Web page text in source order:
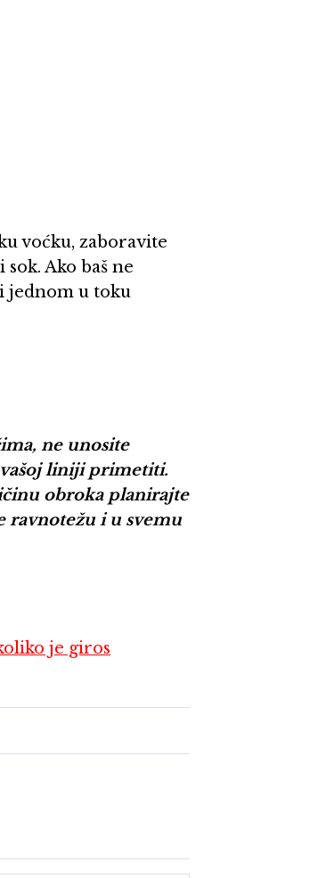
voćku, zaboravite
Ako baš ne
jednom u toku
ne unosite
vašoj liniji primetiti.
obroka planirajte
ravnotežu i u svemu
je giros